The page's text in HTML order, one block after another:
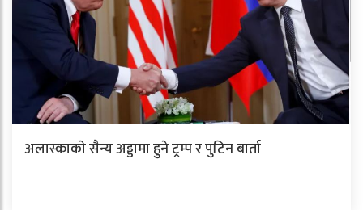
अलास्काकाे सैन्य अड्डामा हुने ट्रम्प र पुटिन बार्ता